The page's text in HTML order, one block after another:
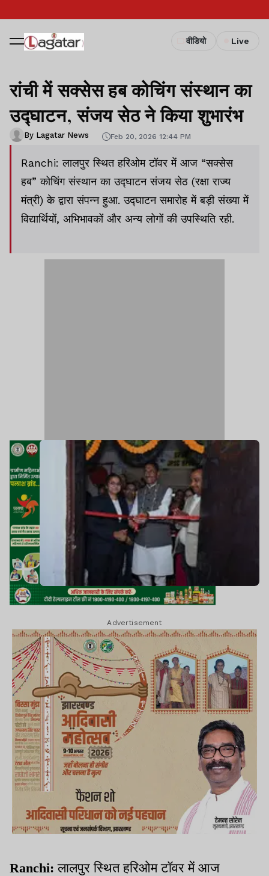
वीडियो Live
रांची में सक्सेस हब कोचिंग संस्थान का
उद्घाटन, संजय सेठ ने किया शुभारंभ
By Lagatar News Feb 20, 2026 12:44 PM
Ranchi: लालपुर स्थित हरिओम टॉवर में आज “सक्सेस
हब” कोचिंग संस्थान का उद्घाटन संजय सेठ (रक्षा राज्य
मंत्री) के द्वारा संपन्न हुआ. उद्घाटन समारोह में बड़ी संख्या में
विद्यार्थियों, अभिभावकों और अन्य लोगों की उपस्थिति रही.
Advertisement
Ranchi:लालपुर स्थित हरिओम टॉवर में आज